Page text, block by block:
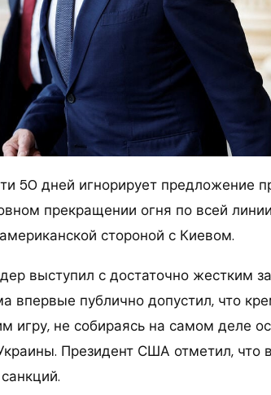
50 дней игнорирует предложение
прекращении огня по всей
стороной с Киевом.
выступил с достаточно жестким
впервые публично допустил, что
игру, не собираясь на самом деле
Президент США отметил, что